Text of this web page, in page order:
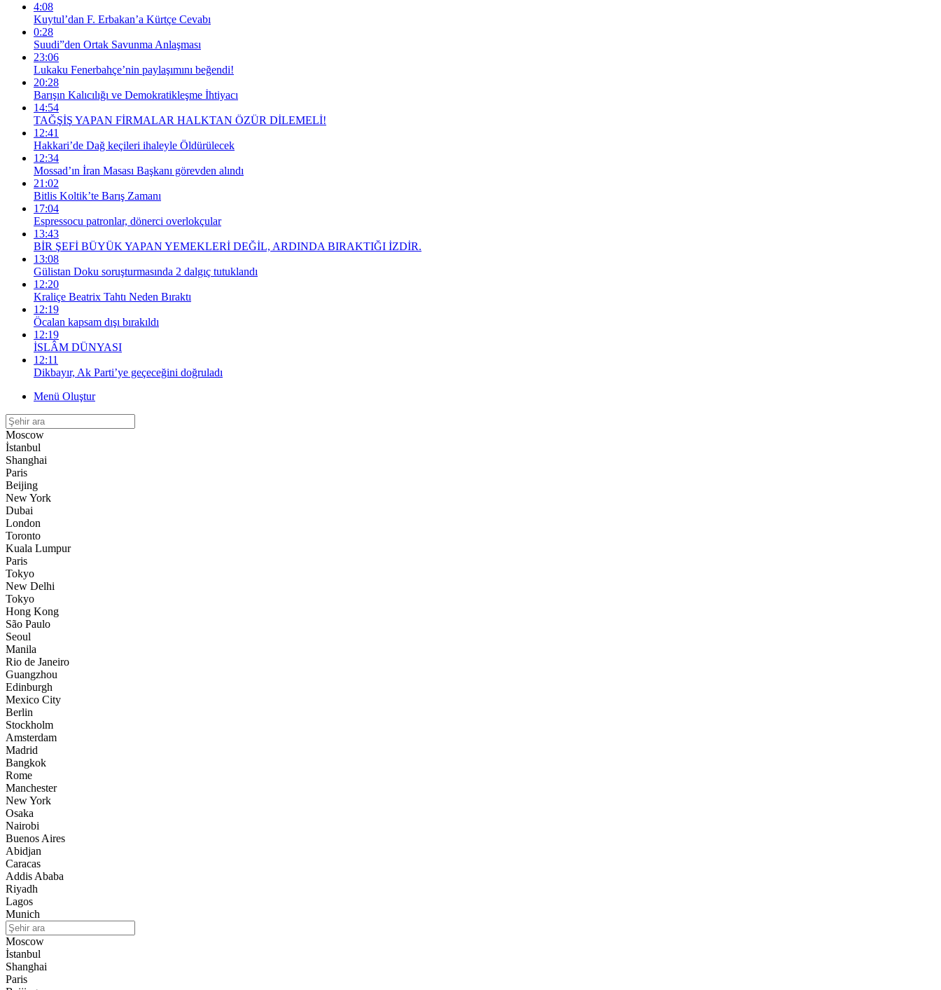
4:08
Kuytul’dan F. Erbakan’a Kürtçe Cevabı
0:28
Suudi”den Ortak Savunma Anlaşması
23:06
Lukaku Fenerbahçe’nin paylaşımını beğendi!
20:28
Barışın Kalıcılığı ve Demokratikleşme İhtiyacı
14:54
TAĞŞİŞ YAPAN FİRMALAR HALKTAN ÖZÜR DİLEMELİ!
12:41
Hakkari’de Dağ keçileri ihaleyle Öldürülecek
12:34
Mossad’ın İran Masası Başkanı görevden alındı
21:02
Bitlis Koltik’te Barış Zamanı
17:04
Espressocu patronlar, dönerci overlokçular
13:43
BİR ŞEFİ BÜYÜK YAPAN YEMEKLERİ DEĞİL, ARDINDA BIRAKTIĞI İZDİR.
13:08
Gülistan Doku soruşturmasında 2 dalgıç tutuklandı
12:20
Kraliçe Beatrix Tahtı Neden Bıraktı
12:19
Öcalan kapsam dışı bırakıldı
12:19
İSLÂM DÜNYASI
12:11
Dikbayır, Ak Parti’ye geçeceğini doğruladı
Menü Oluştur
Moscow
İstanbul
Shanghai
Paris
Beijing
New York
Dubai
London
Toronto
Kuala Lumpur
Paris
Tokyo
New Delhi
Tokyo
Hong Kong
São Paulo
Seoul
Manila
Rio de Janeiro
Guangzhou
Edinburgh
Mexico City
Berlin
Stockholm
Amsterdam
Madrid
Bangkok
Rome
Manchester
New York
Osaka
Nairobi
Buenos Aires
Abidjan
Caracas
Addis Ababa
Riyadh
Lagos
Munich
Moscow
İstanbul
Shanghai
Paris